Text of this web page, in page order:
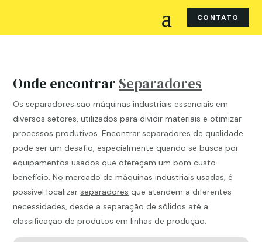
CONTATO
Onde encontrar Separadores
Osseparadores são máquinas industriais essenciais em
diversos setores, utilizados para dividir materiais e otimizar
processos produtivos. Encontrarseparadores de qualidade
pode ser um desafio, especialmente quando se busca por
equipamentos usados que ofereçam um bom custo-
benefício. No mercado de máquinas industriais usadas, é
possível localizarseparadores que atendem a diferentes
necessidades, desde a separação de sólidos até a
classificação de produtos em linhas de produção.